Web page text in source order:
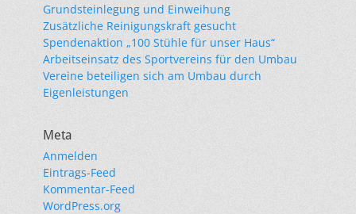
Grundsteinlegung und Einweihung
Zusätzliche Reinigungskraft gesucht
Spendenaktion „100 Stühle für unser Haus“
Arbeitseinsatz des Sportvereins für den Umbau
Vereine beteiligen sich am Umbau durch
Eigenleistungen
Meta
Anmelden
Eintrags-Feed
Kommentar-Feed
WordPress.org